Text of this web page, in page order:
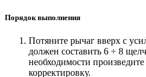
Порядок выполнения
Потяните рычаг вверх с
должен составить 6 ÷ 8
необходимости
корректировку.